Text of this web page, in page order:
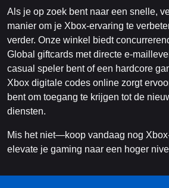
Als je op zoek bent naar een snelle,
manier om je Xbox-ervaring te
verder. Onze winkel biedt
Global giftcards met directe e-
casual speler bent of een hardcore
Xbox digitale codes online zorgt
bent om toegang te krijgen tot de
diensten.
Mis het niet—koop vandaag nog
elevate je gaming naar een hoger